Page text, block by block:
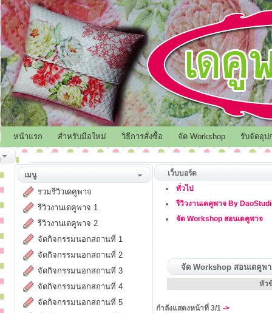
หน้าแรก สำหรับมือใหม่ วิธีการสั่งซื้อ จัด Workshop รับจัดอุป
เมนู
รวมรีวิวเดคูพาจ
รีวิวงานเดคูพาจ 1
รีวิวงานเดคูพาจ 2
จัดกิจกรรมนอกสถานที่ 1
จัดกิจกรรมนอกสถานที่ 2
จัดกิจกรรมนอกสถานที่ 3
จัดกิจกรรมนอกสถานที่ 4
จัดกิจกรรมนอกสถานที่ 5
เว็บบอร์ด
ทั่วไป
รีวิวงานเดคูพาจ By
จัด Workshop สอนเดคูพาจ
จัด Workshop สอนเดคูพ
หัว
กำลังแสดงหน้าที่ 3/1 ->